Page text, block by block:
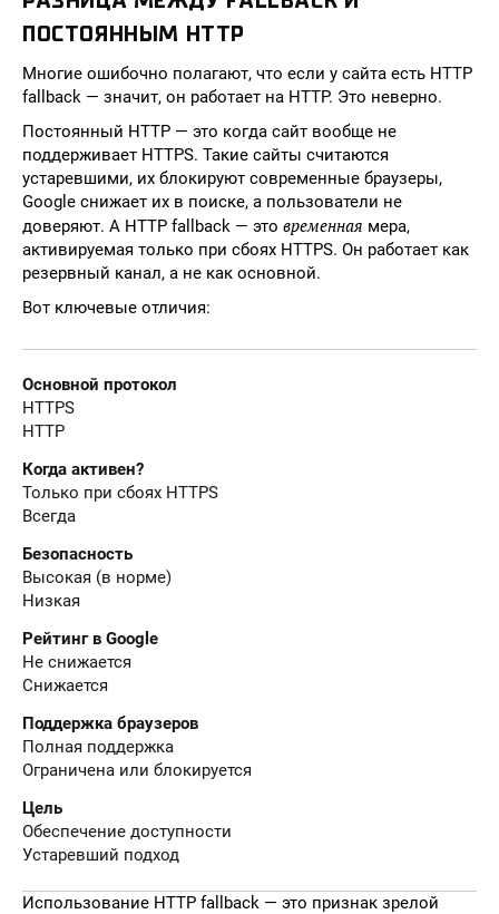
ПОСТОЯННЫМ HTTP
Многие ошибочно полагают, что если у сайта есть HTTP
fallback — значит, он работает на HTTP. Это неверно.
Постоянный HTTP — это когда сайт вообще не
поддерживает HTTPS. Такие сайты считаются
устаревшими, их блокируют современные браузеры,
Google снижает их в поиске, а пользователи не
доверяют. А HTTP fallback — это временная мера,
активируемая только при сбоях HTTPS. Он работает как
резервный канал, а не как основной.
Вот ключевые отличия:
Основной протокол
HTTPS
HTTP
Когда активен?
Только при сбоях HTTPS
Всегда
Безопасность
Высокая (в норме)
Низкая
Рейтинг в Google
Не снижается
Снижается
Поддержка браузеров
Полная поддержка
Ограничена или блокируется
Цель
Обеспечение доступности
Устаревший подход
Использование HTTP fallback — это признак зрелой